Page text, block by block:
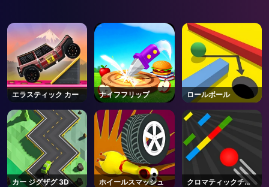
エラスティック カー ナイフフリップ ロールボール
カー ジグザグ 3D ホイールスマッシュ
クロマティックチャ